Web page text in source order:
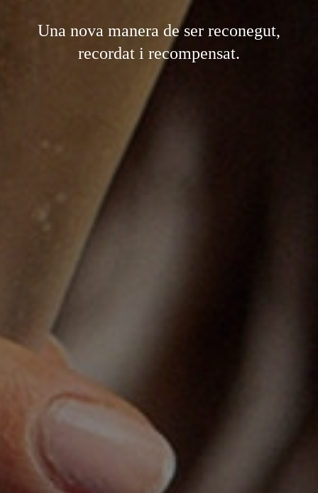
Una nova manera de ser reconegut,
recordat i recompensat.